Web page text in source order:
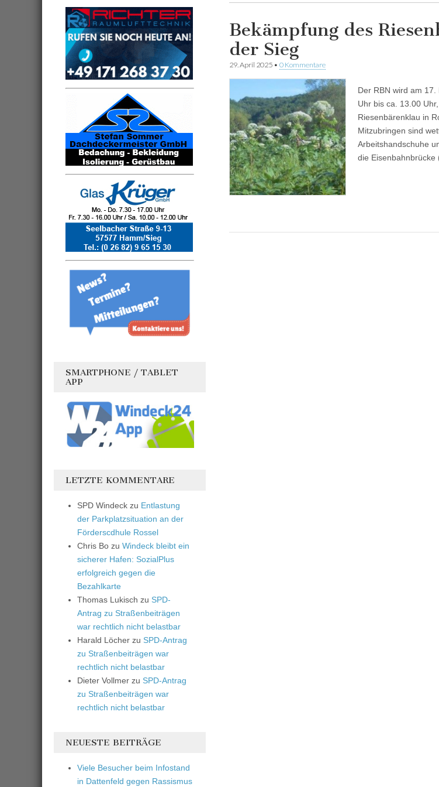
Bekämpfung des
der Sieg
29. April 2025 • 0 Kommentare
Der RBN wird am
Uhr bis ca. 13.00
Riesenbärenklau in
Mitzubringen sind
Arbeitshandschuhe
die Eisenbahnbrücke
SMARTPHONE / TABLET
APP
LETZTE KOMMENTARE
SPD Windeck zu Entlastung
der Parkplatzsituation an der
Förderscdhule Rossel
Chris Bo zu Windeck bleibt ein
sicherer Hafen: SozialPlus
erfolgreich gegen die
Bezahlkarte
Thomas Lukisch zu SPD-
Antrag zu Straßenbeiträgen
war rechtlich nicht belastbar
Harald Löcher zu SPD-Antrag
zu Straßenbeiträgen war
rechtlich nicht belastbar
Dieter Vollmer zu SPD-Antrag
zu Straßenbeiträgen war
rechtlich nicht belastbar
NEUESTE BEITRÄGE
Viele Besucher beim Infostand
in Dattenfeld gegen Rassismus